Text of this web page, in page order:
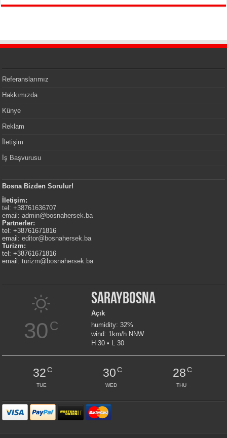
Referanslarımız
Hakkımızda
Künye
Reklam
İletişim
İş Başvurusu
Bosna Bizden Sorulur!
İletişim:
tel: +38761636707
email:admin@bosnahersek.ba
Partnerler:
tel: +38761671816
email:editor@bosnahersek.ba
Turizm:
tel: +38761671816
email:turizm@bosnahersek.ba
30C
Saraybosna
Açık
humidity: 32%
wind: 1km/h NNW
H 30 • L 30
32C
TUE
30C
WED
28C
THU